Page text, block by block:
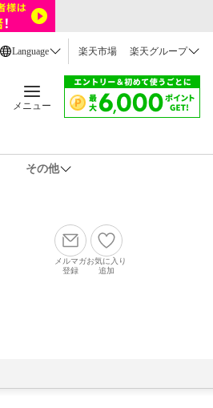
Language 楽天市場 楽天グループ
メニュー
その他
メルマガ
登録
お気に入り
追加